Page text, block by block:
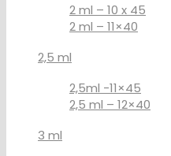
2 ml – 10 x 45
2 ml – 11×40
2,5 ml
2,5ml -11×45
2,5 ml – 12×40
3 ml